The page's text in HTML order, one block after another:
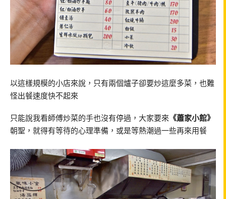
以這樣規模的小店來說，只有兩個爐子卻要炒這麼多菜，也難
怪出餐速度快不起來
只能說我看師傅炒菜的手也沒有停過，大家要來 《蕭家小館》
朝聖，就得有等待的心理準備，或是等熱潮過一些再來用餐